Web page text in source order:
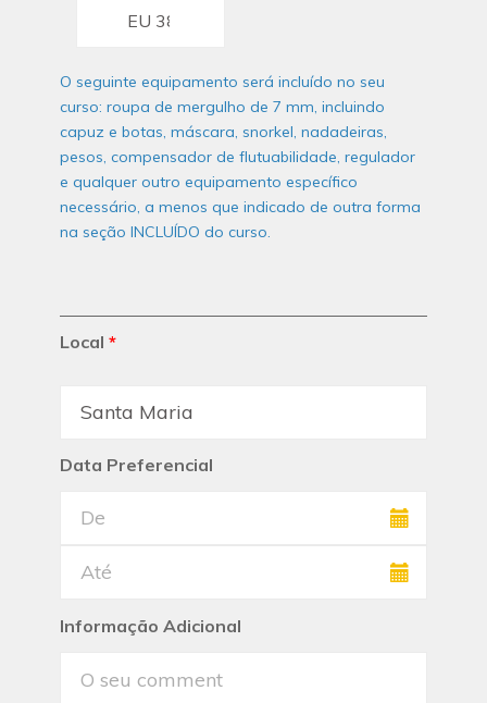
O seguinte equipamento será incluído no seu
curso: roupa de mergulho de 7 mm, incluindo
capuz e botas, máscara, snorkel, nadadeiras,
pesos, compensador de flutuabilidade, regulador
e qualquer outro equipamento específico
necessário, a menos que indicado de outra forma
na seção INCLUÍDO do curso.
Local *
Data Preferencial
Informação Adicional